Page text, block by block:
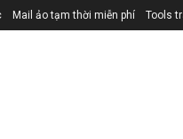
Mail ảo tạm thời miễn phí Tools